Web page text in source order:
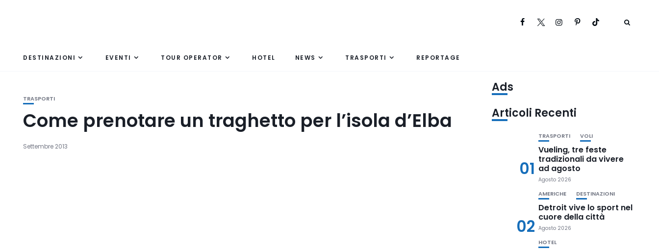
DESTINAZIONI EVENTI TOUR OPERATOR HOTEL NEWS TRASPORTI REPORTAGE
TRASPORTI
Come prenotare un traghetto per l’isola d’Elba
Settembre 2013
Ads
Articoli Recenti
01
TRASPORTI VOLI
Vueling, tre feste
tradizionali da vivere
ad agosto
Agosto 2026
02
AMERICHE DESTINAZIONI
Detroit vive lo sport nel
cuore della città
Agosto 2026
HOTEL